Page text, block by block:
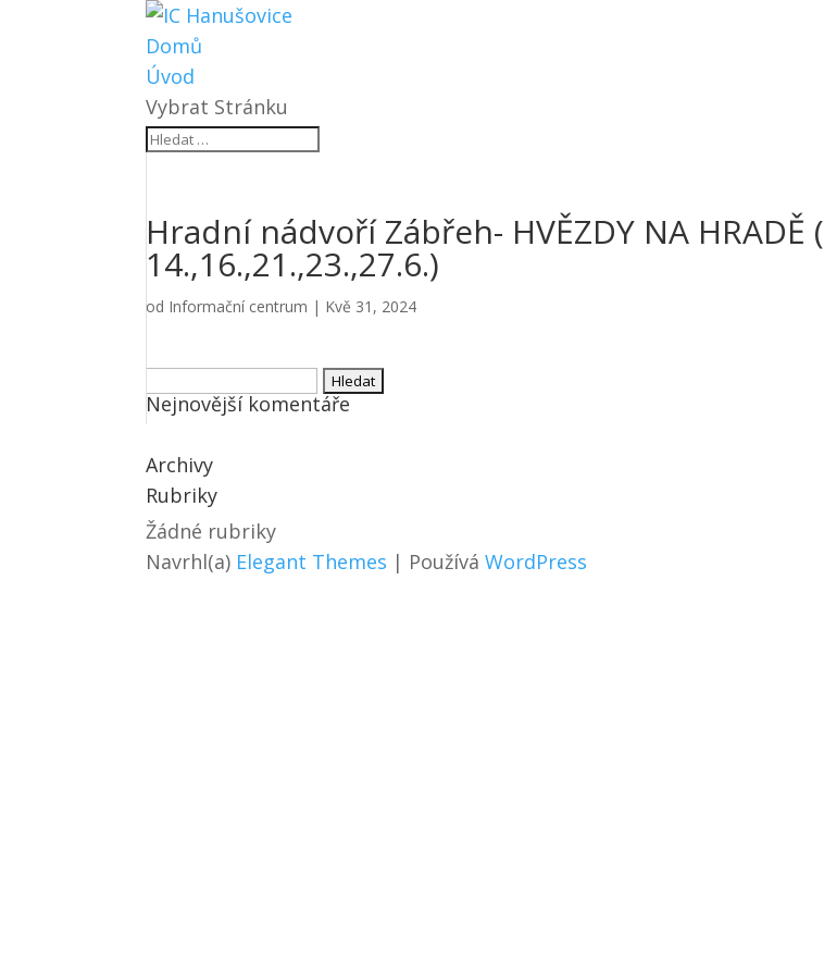
Domů
Úvod
Vybrat Stránku
Hradní nádvoří Zábřeh- HVĚZDY NA HRADĚ (
14.,16.,21.,23.,27.6.)
od Informační centrum | Kvě 31, 2024
Vyhledávání
Nejnovější komentáře
Archivy
Rubriky
Žádné rubriky
Navrhl(a) Elegant Themes | PoužíváWordPress